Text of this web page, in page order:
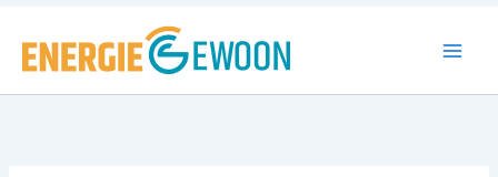
naar
inhoud